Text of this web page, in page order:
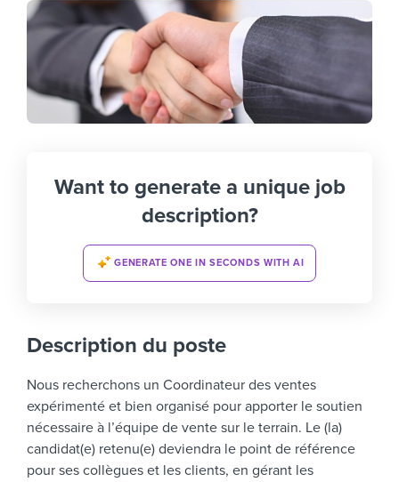
Want to generate a unique job
description?
GENERATE ONE IN SECONDS WITH AI
Description du poste
Nous recherchons un Coordinateur des ventes
expérimenté et bien organisé pour apporter le soutien
nécessaire à l’équipe de vente sur le terrain. Le (la)
candidat(e) retenu(e) deviendra le point de référence
pour ses collègues et les clients, en gérant les